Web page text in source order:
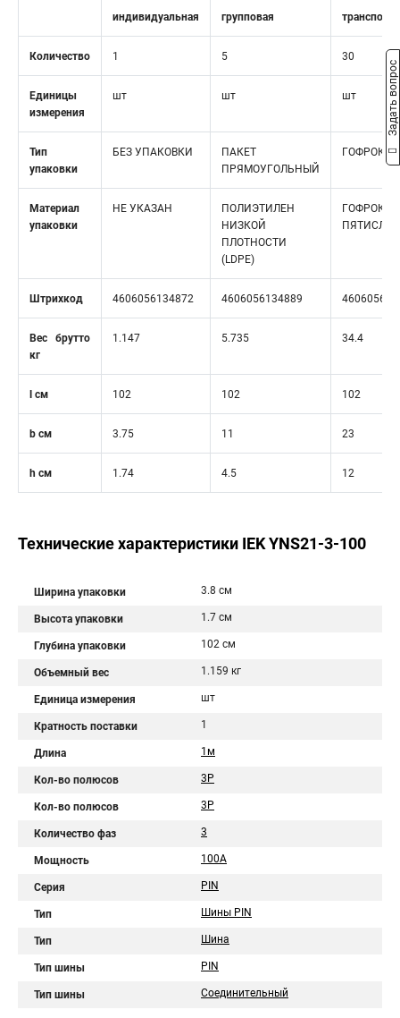
индивидуальная групповая
Количество 1 5 30
Единицы
измерения
шт шт шт
Тип
упаковки
БЕЗ УПАКОВКИ
ПАКЕТ
ПРЯМОУГОЛЬНЫЙ
Материал
упаковки
НЕ УКАЗАН
ПОЛИЭТИЛЕН
НИЗКОЙ
ПЛОТНОСТИ
(LDPE)
Штрихкод 4606056134872 4606056134889
Вес брутто
кг
1.147 5.735 34.4
l см 102 102 102
b см 3.75 11 23
h см 1.74 4.5 12
Технические характеристики IEK YNS21-3-100
Ширина упаковки 3.8 см
Высота упаковки 1.7 см
Глубина упаковки 102 см
Объемный вес 1.159 кг
Единица измерения шт
Кратность поставки 1
Длина 1м
Кол-во полюсов 3P
Кол-во полюсов 3Р
Количество фаз 3
Мощность 100А
Серия PIN
Тип Шины PIN
Тип Шина
Тип шины PIN
Тип шины Соединительный
Задать вопрос